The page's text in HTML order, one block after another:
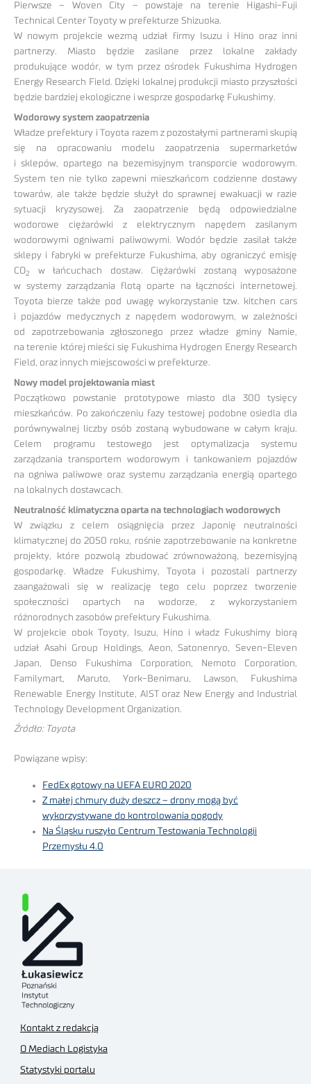
Pierwsze – Woven City – powstaje na terenie Higashi-Fuji
Technical Center Toyoty w prefekturze Shizuoka.
W nowym projekcie wezmą udział firmy Isuzu i Hino oraz inni
partnerzy. Miasto będzie zasilane przez lokalne zakłady
produkujące wodór, w tym przez ośrodek Fukushima Hydrogen
Energy Research Field. Dzięki lokalnej produkcji miasto przyszłości
będzie bardziej ekologiczne i wesprze gospodarkę Fukushimy.
Wodorowy system zaopatrzenia
Władze prefektury i Toyota razem z pozostałymi partnerami skupią
się na opracowaniu modelu zaopatrzenia supermarketów
i sklepów, opartego na bezemisyjnym transporcie wodorowym.
System ten nie tylko zapewni mieszkańcom codzienne dostawy
towarów, ale także będzie służył do sprawnej ewakuacji w razie
sytuacji kryzysowej. Za zaopatrzenie będą odpowiedzialne
wodorowe ciężarówki z elektrycznym napędem zasilanym
wodorowymi ogniwami paliwowymi. Wodór będzie zasilał także
sklepy i fabryki w prefekturze Fukushima, aby ograniczyć emisję
CO2
w łańcuchach dostaw. Ciężarówki zostaną wyposażone
w systemy zarządzania flotą oparte na łączności internetowej.
Toyota bierze także pod uwagę wykorzystanie tzw. kitchen cars
i pojazdów medycznych z napędem wodorowym, w zależności
od zapotrzebowania zgłoszonego przez władze gminy Namie,
na terenie której mieści się Fukushima Hydrogen Energy Research
Field, oraz innych miejscowości w prefekturze.
Nowy model projektowania miast
Początkowo powstanie prototypowe miasto dla 300 tysięcy
mieszkańców. Po zakończeniu fazy testowej podobne osiedla dla
porównywalnej liczby osób zostaną wybudowane w całym kraju.
Celem programu testowego jest optymalizacja systemu
zarządzania transportem wodorowym i tankowaniem pojazdów
na ogniwa paliwowe oraz systemu zarządzania energią opartego
na lokalnych dostawcach.
Neutralność klimatyczna oparta na technologiach wodorowych
W związku z celem osiągnięcia przez Japonię neutralności
klimatycznej do 2050 roku, rośnie zapotrzebowanie na konkretne
projekty, które pozwolą zbudować zrównoważoną, bezemisyjną
gospodarkę. Władze Fukushimy, Toyota i pozostali partnerzy
zaangażowali się w realizację tego celu poprzez tworzenie
społeczności opartych na wodorze, z wykorzystaniem
różnorodnych zasobów prefektury Fukushima.
W projekcie obok Toyoty, Isuzu, Hino i władz Fukushimy biorą
udział Asahi Group Holdings, Aeon, Satonenryo, Seven-Eleven
Japan, Denso Fukushima Corporation, Nemoto Corporation,
Familymart, Maruto, York-Benimaru, Lawson, Fukushima
Renewable Energy Institute, AIST oraz New Energy and Industrial
Technology Development Organization.
Źródło: Toyota
Powiązane wpisy:
FedEx gotowy na UEFA EURO 2020
Z małej chmury duży deszcz – drony mogą być
wykorzystywane do kontrolowania pogody
Na Śląsku ruszyło Centrum Testowania Technologii
Przemysłu 4.0
Kontakt z redakcją
O Mediach Logistyka
Statystyki portalu